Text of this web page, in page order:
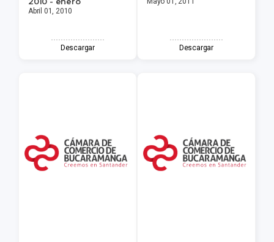
Abril 01, 2010
Descargar Descargar